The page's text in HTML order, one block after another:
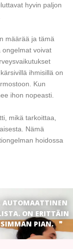
hyvin paljon
määrää ja tämä
ongelmat voivat
ihmisillä on
Kun
ihon nopeasti.
mikä tarkoittaa,
Nämä
hoidossa
AUTOMAATTINEN
ON ERITTÄIN
PIAN.